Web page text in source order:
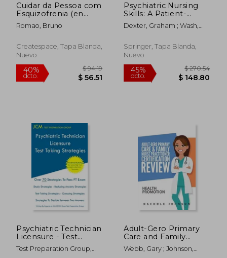
45%
dcto.
40%
dcto.
Cuidar da Pessoa com
Esquizofrenia (en
Portugués)
Romao, Bruno
Createspace, Tapa Blanda,
Nuevo
Psychiatric Nursing
Skills: A Patient-
Centred Approach
(en Inglés)
Dexter, Graham ; Wash,
Springer, Tapa Blanda,
Nuevo
Psychiatric Technician
Licensure - Test
Taking Strategies (en
Inglés)
Test Preparation Group,
Adult-Gero Primary
Care and Family
Nurse Practitioner
Certification Review:
Webb, Gary ; Johnson,